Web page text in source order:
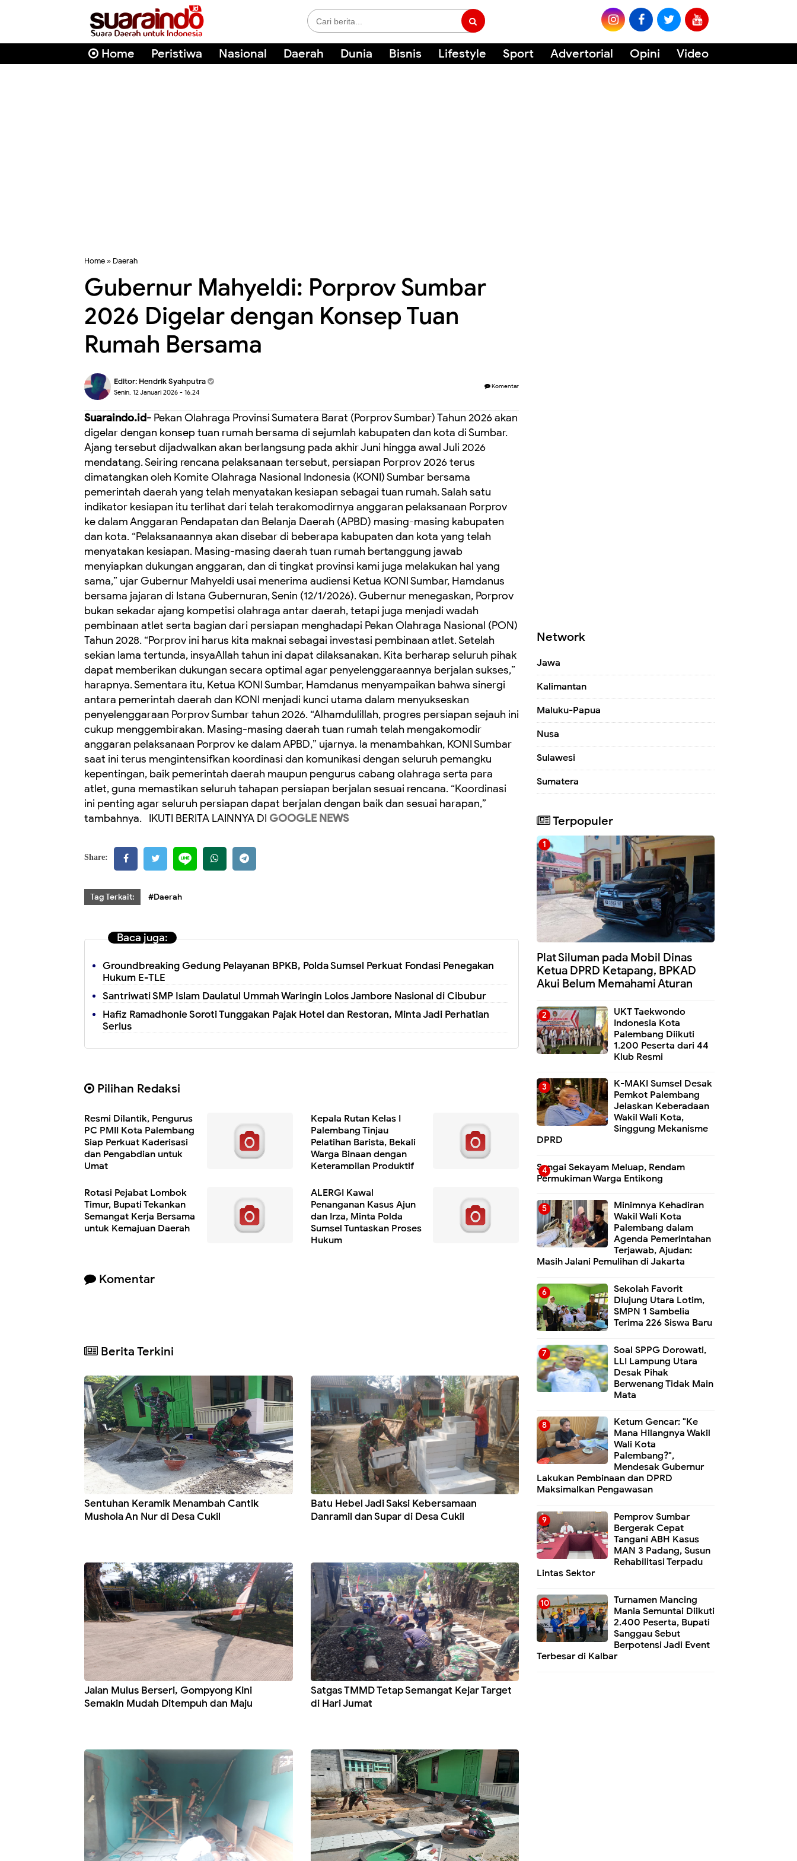
Home Peristiwa Nasional Daerah Dunia Bisnis Lifestyle Sport Advertorial Opini Video
Home » Daerah
Gubernur Mahyeldi: Porprov Sumbar
2026 Digelar dengan Konsep Tuan
Rumah Bersama
Editor: Hendrik Syahputra
Senin, 12 Januari 2026 - 16.24
Komentar
Suaraindo.id- Pekan Olahraga Provinsi Sumatera Barat (Porprov Sumbar) Tahun 2026 akan
digelar dengan konsep tuan rumah bersama di sejumlah kabupaten dan kota di Sumbar.
Ajang tersebut dijadwalkan akan berlangsung pada akhir Juni hingga awal Juli 2026
mendatang. Seiring rencana pelaksanaan tersebut, persiapan Porprov 2026 terus
dimatangkan oleh Komite Olahraga Nasional Indonesia (KONI) Sumbar bersama
pemerintah daerah yang telah menyatakan kesiapan sebagai tuan rumah. Salah satu
indikator kesiapan itu terlihat dari telah terakomodirnya anggaran pelaksanaan Porprov
ke dalam Anggaran Pendapatan dan Belanja Daerah (APBD) masing-masing kabupaten
dan kota. “Pelaksanaannya akan disebar di beberapa kabupaten dan kota yang telah
menyatakan kesiapan. Masing-masing daerah tuan rumah bertanggung jawab
menyiapkan dukungan anggaran, dan di tingkat provinsi kami juga melakukan hal yang
sama,” ujar Gubernur Mahyeldi usai menerima audiensi Ketua KONI Sumbar, Hamdanus
bersama jajaran di Istana Gubernuran, Senin (12/1/2026). Gubernur menegaskan, Porprov
bukan sekadar ajang kompetisi olahraga antar daerah, tetapi juga menjadi wadah
pembinaan atlet serta bagian dari persiapan menghadapi Pekan Olahraga Nasional (PON)
Tahun 2028. “Porprov ini harus kita maknai sebagai investasi pembinaan atlet. Setelah
sekian lama tertunda, insyaAllah tahun ini dapat dilaksanakan. Kita berharap seluruh pihak
dapat memberikan dukungan secara optimal agar penyelenggaraannya berjalan sukses,”
harapnya. Sementara itu, Ketua KONI Sumbar, Hamdanus menyampaikan bahwa sinergi
antara pemerintah daerah dan KONI menjadi kunci utama dalam menyukseskan
penyelenggaraan Porprov Sumbar tahun 2026. “Alhamdulillah, progres persiapan sejauh ini
cukup menggembirakan. Masing-masing daerah tuan rumah telah mengakomodir
anggaran pelaksanaan Porprov ke dalam APBD,” ujarnya. Ia menambahkan, KONI Sumbar
saat ini terus mengintensifkan koordinasi dan komunikasi dengan seluruh pemangku
kepentingan, baik pemerintah daerah maupun pengurus cabang olahraga serta para
atlet, guna memastikan seluruh tahapan persiapan berjalan sesuai rencana. “Koordinasi
ini penting agar seluruh persiapan dapat berjalan dengan baik dan sesuai harapan,”
tambahnya. IKUTI BERITA LAINNYA DI GOOGLE NEWS
Share:
Tag Terkait: #Daerah
Baca juga:
Groundbreaking Gedung Pelayanan BPKB, Polda Sumsel Perkuat Fondasi Penegakan
Hukum E-TLE
Santriwati SMP Islam Daulatul Ummah Waringin Lolos Jambore Nasional di Cibubur
Hafiz Ramadhonie Soroti Tunggakan Pajak Hotel dan Restoran, Minta Jadi Perhatian
Serius
Pilihan Redaksi
Resmi Dilantik, Pengurus
PC PMII Kota Palembang
Siap Perkuat Kaderisasi
dan Pengabdian untuk
Umat
Kepala Rutan Kelas I
Palembang Tinjau
Pelatihan Barista, Bekali
Warga Binaan dengan
Keterampilan Produktif
Rotasi Pejabat Lombok
Timur, Bupati Tekankan
Semangat Kerja Bersama
untuk Kemajuan Daerah
ALERGI Kawal
Penanganan Kasus Ajun
dan Irza, Minta Polda
Sumsel Tuntaskan Proses
Hukum
Komentar
Berita Terkini
Sentuhan Keramik Menambah Cantik
Mushola An Nur di Desa Cukil
Batu Hebel Jadi Saksi Kebersamaan
Danramil dan Supar di Desa Cukil
Jalan Mulus Berseri, Gompyong Kini
Semakin Mudah Ditempuh dan Maju
Satgas TMMD Tetap Semangat Kejar Target
di Hari Jumat
Network
Jawa
Kalimantan
Maluku-Papua
Nusa
Sulawesi
Sumatera
Terpopuler
Plat Siluman pada Mobil Dinas
Ketua DPRD Ketapang, BPKAD
Akui Belum Memahami Aturan
UKT Taekwondo
Indonesia Kota
Palembang Diikuti
1.200 Peserta dari 44
Klub Resmi
K-MAKI Sumsel Desak
Pemkot Palembang
Jelaskan Keberadaan
Wakil Wali Kota,
Singgung Mekanisme
DPRD
Sungai Sekayam Meluap, Rendam
Permukiman Warga Entikong
Minimnya Kehadiran
Wakil Wali Kota
Palembang dalam
Agenda Pemerintahan
Terjawab, Ajudan:
Masih Jalani Pemulihan di Jakarta
Sekolah Favorit
Diujung Utara Lotim,
SMPN 1 Sambelia
Terima 226 Siswa Baru ‎
Soal SPPG Dorowati,
LLI Lampung Utara
Desak Pihak
Berwenang Tidak Main
Mata
Ketum Gencar: "Ke
Mana Hilangnya Wakil
Wali Kota
Palembang?",
Mendesak Gubernur
Lakukan Pembinaan dan DPRD
Maksimalkan Pengawasan
Pemprov Sumbar
Bergerak Cepat
Tangani ABH Kasus
MAN 3 Padang, Susun
Rehabilitasi Terpadu
Lintas Sektor
Turnamen Mancing
Mania Semuntai Diikuti
2.400 Peserta, Bupati
Sanggau Sebut
Berpotensi Jadi Event
Terbesar di Kalbar